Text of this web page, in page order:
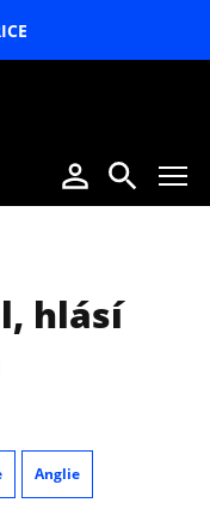
hlásí
Anglie